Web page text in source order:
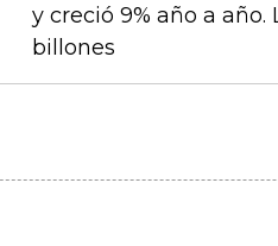
y creció 9% año a
billones